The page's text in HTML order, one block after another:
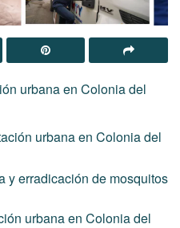
urbana en Colonia del
urbana en Colonia del
y erradicación de mosquitos
urbana en Colonia del